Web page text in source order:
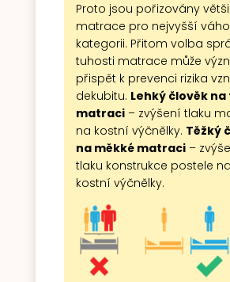
Proto jsou pořizovány
matrace pro nejvyšší
kategorii. Přitom volba
tuhosti matrace může
přispět k prevenci rizika
dekubitu. Lehký člověk
matraci– zvýšení tlaku
na kostní výčnělky. Těžký
na měkké matraci–
tlaku konstrukce postele na
kostní výčnělky.